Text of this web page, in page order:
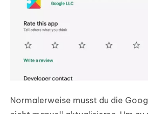
Normalerweise musst du die